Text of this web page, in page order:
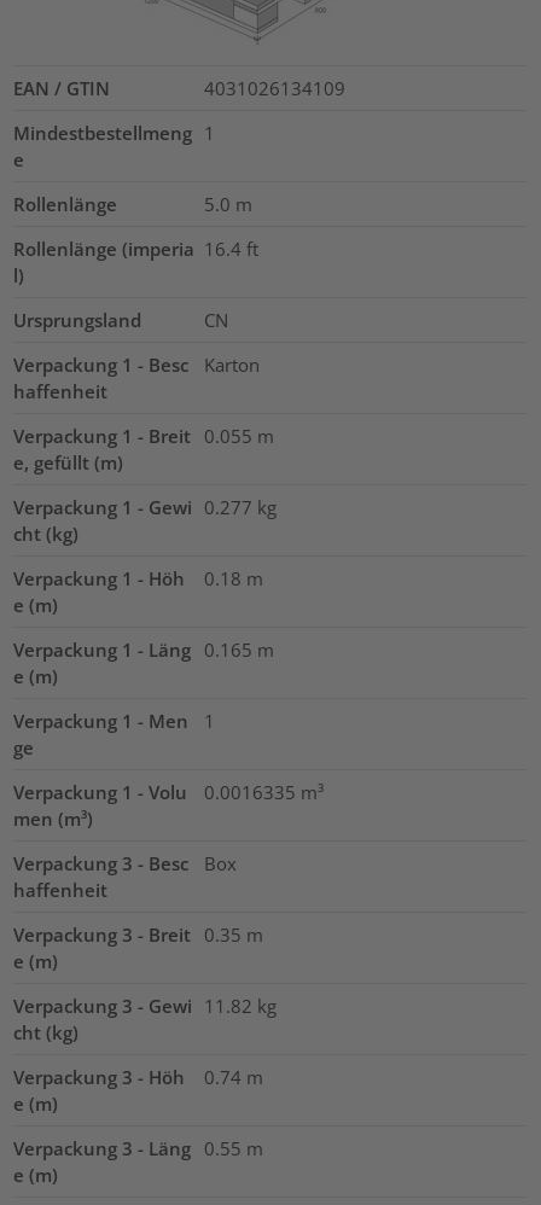
EAN / GTIN
4031026134109
Mindestbestellmeng
e
1
Rollenlänge 5.0 m
Rollenlänge (imperia
l)
16.4 ft
Ursprungsland
CN
Verpackung 1 - Besc
haffenheit
Karton
Verpackung 1 - Breit
e, gefüllt (m)
0.055 m
Verpackung 1 - Gewi
cht (kg)
0.277 kg
Verpackung 1 - Höh
e (m)
0.18 m
Verpackung 1 - Läng
e (m)
0.165 m
Verpackung 1 - Men
ge
1
Verpackung 1 - Volu
men (m³)
0.0016335 m³
Verpackung 3 - Besc
haffenheit
Box
Verpackung 3 - Breit
e (m)
0.35 m
Verpackung 3 - Gewi
cht (kg)
11.82 kg
Verpackung 3 - Höh
e (m)
0.74 m
Verpackung 3 - Läng
e (m)
0.55 m